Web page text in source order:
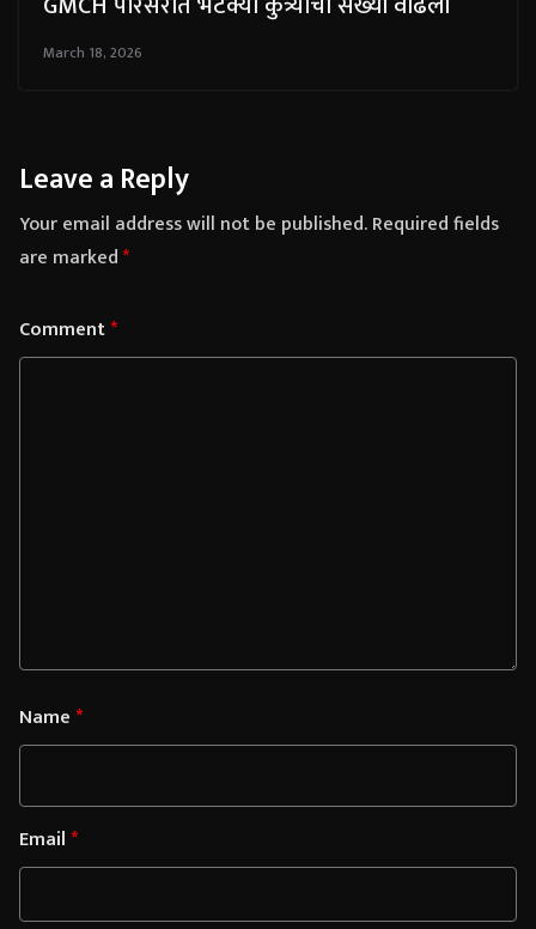
March 18, 2026
Leave a Reply
Your email address will not be published.Required fields
are marked*
Comment*
Name*
Email*